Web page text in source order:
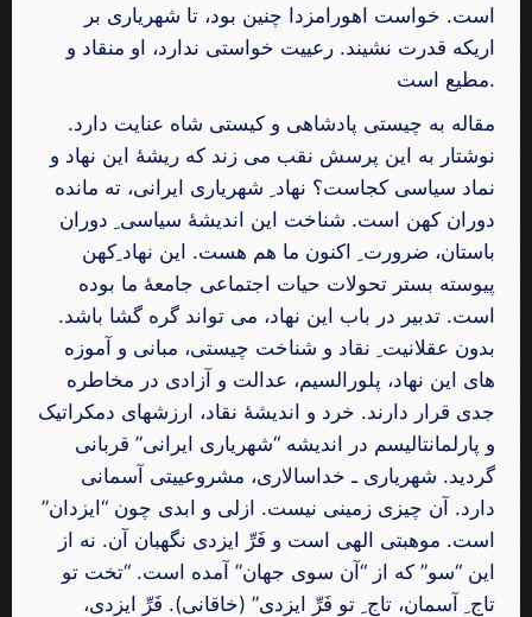
است. خواست اهورامزدا چنین بود، تا شهریاری بر
اریکه قدرت نشیند. رعییت خواستی ندارد، او منقاد و
مطیع است.
مقاله به چیستی پادشاهی و کیستی شاه عنایت دارد.
نوشتار به این پرسش نقب می زند که ریشۀ این نهاد و
نماد سیاسی کجاست؟ نهاد ِ شهریاری ایرانی، ته مانده
دوران کهن است. شناخت این اندیشۀ سیاسی ِ دوران
باستان، ضرورت ِ اکنون ما هم هست. این نهاد ِکهن
پیوسته بستر تحولات حیات اجتماعی جامعۀ ما بوده
است. تدبیر در باب این نهاد، می تواند گره گشا باشد.
بدون عقلانیت ِ نقاد و شناخت چیستی، مبانی و آموزه
های این نهاد، پلورالسیم، عدالت و آزادی در مخاطره
جدی قرار دارند. خرد و اندیشۀ نقاد، ارزشهای دمکراتیک
و پارلمانتالیسم در اندیشه “شهریاری ایرانی” قربانی
گردید. شهریاری ـ خداسالاری، مشروعییتی آسمانی
دارد. آن چیزی زمینی نیست. ازلی و ابدی چون “ایزدان”
است. موهبتی الهی است و فَرِّ ایزدی نگهبان آن. نه از
این “سو” که از “آن سوی جهان” آمده است. “تخت تو
تاج ِ آسمان، تاج ِ تو فَرِّ ایزدی” (خاقانی). فَرِّ ایزدی،